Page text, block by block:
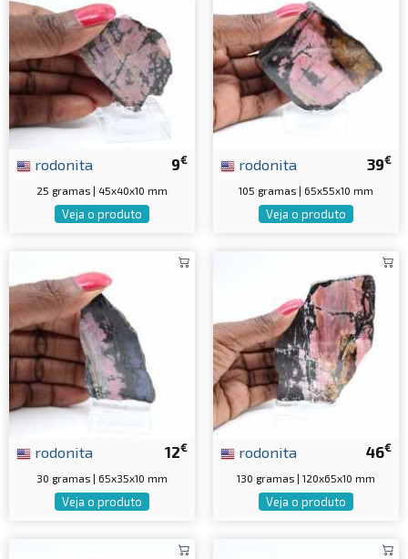
9€
rodonita
25 gramas | 45x40x10 mm
Veja o produto
39€
rodonita
105 gramas | 65x55x10 mm
Veja o produto
12€
rodonita
30 gramas | 65x35x10 mm
Veja o produto
46€
rodonita
130 gramas | 120x65x10 mm
Veja o produto